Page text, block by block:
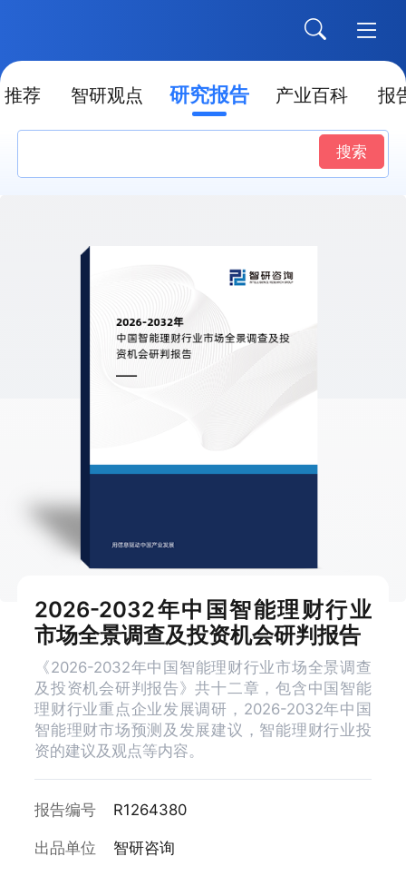
推荐 智研观点 研究报告 产业百科 报
搜索
2026-2032年中国智能理财行业
市场全景调查及投资机会研判报告
《2026-2032年中国智能理财行业市场全景调查
及投资机会研判报告》共十二章，包含中国智能
理财行业重点企业发展调研，2026-2032年中国
智能理财市场预测及发展建议，智能理财行业投
资的建议及观点等内容。
报告编号 R1264380
出品单位 智研咨询